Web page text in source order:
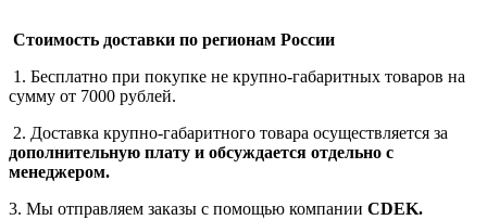
Стоимость доставки по регионам России
1. Бесплатно при покупке не крупно-габаритных товаров на
сумму от 7000 рублей.
2. Доставка крупно-габаритного товара осуществляется за
дополнительную плату и обсуждается отдельно с
менеджером.
3. Мы отправляем заказы с помощью компании СDEK.